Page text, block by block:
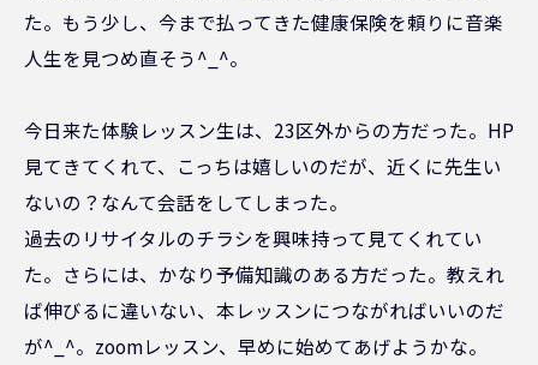
た。もう少し、今まで払ってきた健康保険を頼りに音楽
人生を見つめ直そう^_^。
今日来た体験レッスン生は、23区外からの方だった。HP
見てきてくれて、こっちは嬉しいのだが、近くに先生い
ないの？なんて会話をしてしまった。
過去のリサイタルのチラシを興味持って見てくれてい
た。さらには、かなり予備知識のある方だった。教えれ
ば伸びるに違いない、本レッスンにつながればいいのだ
が^_^。zoomレッスン、早めに始めてあげようかな。